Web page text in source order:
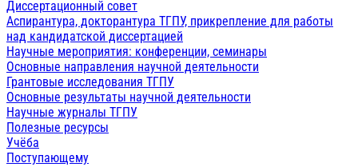
Диссертационный совет
Аспирантура, докторантура ТГПУ, прикрепление для работы
над кандидатской диссертацией
Научные мероприятия: конференции, семинары
Основные направления научной деятельности
Грантовые исследования ТГПУ
Основные результаты научной деятельности
Научные журналы ТГПУ
Полезные ресурсы
Учёба
Поступающему